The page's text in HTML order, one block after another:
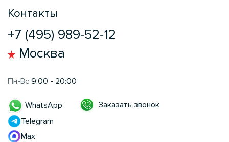
Контакты
+7 (495) 989-52-12
Москва
Пн-Вс 9:00 - 20:00
WhatsApp
Telegram
Max
Заказать звонок